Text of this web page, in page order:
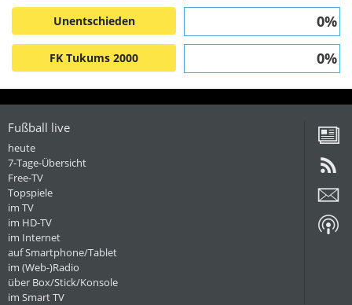
Unentschieden 0%
FK Tukums 2000 0%
Fußball live
heute
7-Tage-Übersicht
Free-TV
Topspiele
im TV
im HD-TV
im Internet
auf Smartphone/Tablet
im (Web-)Radio
über Box/Stick/Konsole
im Smart TV